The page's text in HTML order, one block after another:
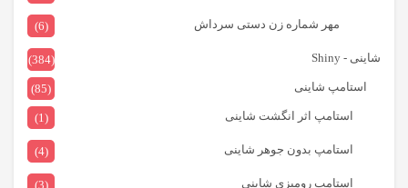
مهر شماره زن دستی سرداش (6)
شاینی - Shiny
(384)
استامپ شاینی
(85)
استامپ اثر انگشت شاینی
(1)
استامپ بدون جوهر شاینی (4)
استامپ رومیزی شاینی (3)